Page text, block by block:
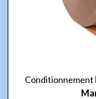
Conditionnement